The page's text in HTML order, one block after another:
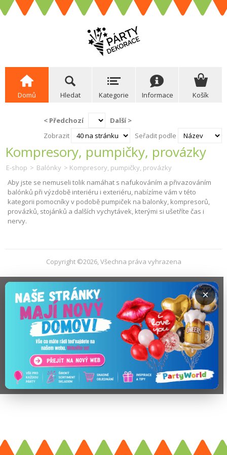
Domů Hledat Kategorie Informace Košík
< Předchozí
Další >
Zobrazit
Seřadit podle
Kompresory, pumpičky, provázky
E-shop > Balónky > Kompresory, pumpičky, provázky
Aby jste se nemuseli tolik namáhat s nafukováním a přivazováním
balónků při výzdobě interiéru i exteriéru, nabízíme vám v této
kategorii pomocníky v podobě pumpiček na balonky, kompresorů,
provázků, stojánků a dalších vychytávek, kterými si ušetříte čas i
nervy.
Copyright ©2026, Všechna práva vyhrazena
×